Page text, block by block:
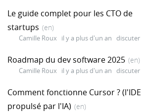
Le guide complet pour les CTO de
startups (en)
Camille Roux il y a plus d'un an discuter
Roadmap du dev software 2025 (en)
Camille Roux il y a plus d'un an discuter
Comment fonctionne Cursor ? (l'IDE
propulsé par l'IA) (en)